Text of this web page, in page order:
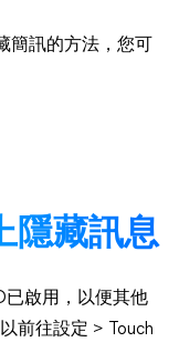
簡訊的方法，您可
隱藏訊息
已啟用，以便其他
前往設定 > Touch